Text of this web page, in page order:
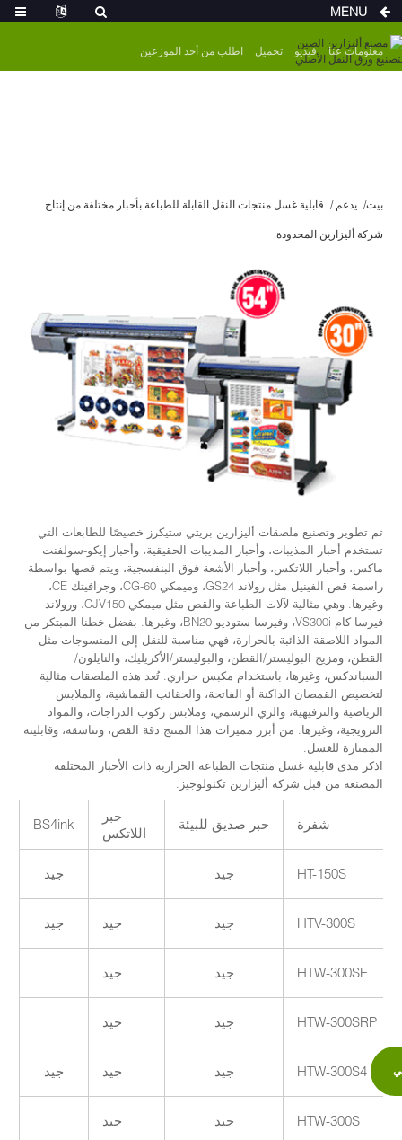
معلومات عنا فيديو تحميل اطلب من أحد الموزعين
بيت يدعم قابلية غسل منتجات النقل القابلة للطباعة بأحبار مختلفة من إنتاج
شركة أليزارين المحدودة.
تم تطوير وتصنيع ملصقات أليزارين بريتي ستيكرز خصيصًا للطابعات التي
تستخدم أحبار المذيبات، وأحبار المذيبات الحقيقية، وأحبار إيكو-سولفنت
ماكس، وأحبار اللاتكس، وأحبار الأشعة فوق البنفسجية، ويتم قصها بواسطة
راسمة قص الفينيل مثل رولاند GS24، وميمكي CG-60، وجرافيتك CE،
وغيرها. وهي مثالية لآلات الطباعة والقص مثل ميمكي CJV150، ورولاند
فيرسا كام VS300i، وفيرسا ستوديو BN20، وغيرها. بفضل خطنا المبتكر من
المواد اللاصقة الذائبة بالحرارة، فهي مناسبة للنقل إلى المنسوجات مثل
القطن، ومزيج البوليستر/القطن، والبوليستر/الأكريليك، والنايلون/
السباندكس، وغيرها، باستخدام مكبس حراري. تُعد هذه الملصقات مثالية
لتخصيص القمصان الداكنة أو الفاتحة، والحقائب القماشية، والملابس
الرياضية والترفيهية، والزي الرسمي، وملابس ركوب الدراجات، والمواد
الترويجية، وغيرها. من أبرز مميزات هذا المنتج دقة القص، وتناسقه، وقابليته
الممتازة للغسل.
اذكر مدى قابلية غسل منتجات الطباعة الحرارية ذات الأحبار المختلفة
المصنعة من قبل شركة أليزارين تكنولوجيز.
شفرة حبر صديق للبيئة
حبر
اللاتكس
BS4ink
HT-150S جيد جيد
HTV-300S جيد جيد جيد
HTW-300SE جيد جيد
HTW-300SRP جيد جيد
HTW-300S4 جيد جيد جيد
HTW-300S جيد جيد
MENU